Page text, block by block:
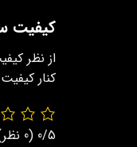
کیفیت
از نظر
کنار
0/5 (0 نظر)